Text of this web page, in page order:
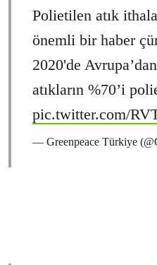
Polietilen atık
önemli bir haber
2020'de
atıkların %70’i
pic.twitter.com/
— Greenpeace Türkiye